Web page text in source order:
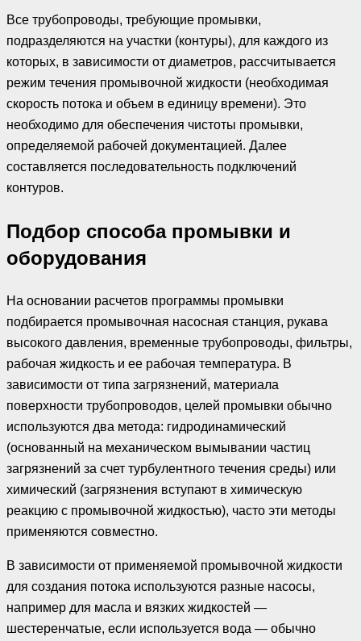
Все трубопроводы, требующие промывки,
подразделяются на участки (контуры), для каждого из
которых, в зависимости от диаметров, рассчитывается
режим течения промывочной жидкости (необходимая
скорость потока и объем в единицу времени). Это
необходимо для обеспечения чистоты промывки,
определяемой рабочей документацией. Далее
составляется последовательность подключений
контуров.
Подбор способа промывки и
оборудования
На основании расчетов программы промывки
подбирается промывочная насосная станция, рукава
высокого давления, временные трубопроводы, фильтры,
рабочая жидкость и ее рабочая температура. В
зависимости от типа загрязнений, материала
поверхности трубопроводов, целей промывки обычно
используются два метода: гидродинамический
(основанный на механическом вымывании частиц
загрязнений за счет турбулентного течения среды) или
химический (загрязнения вступают в химическую
реакцию с промывочной жидкостью), часто эти методы
применяются совместно.
В зависимости от применяемой промывочной жидкости
для создания потока используются разные насосы,
например для масла и вязких жидкостей —
шестеренчатые, если используется вода — обычно